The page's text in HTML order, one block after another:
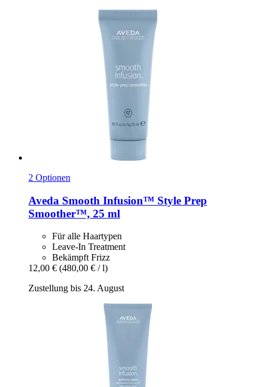
2 Optionen
Aveda Smooth Infusion™ Style Prep
Smoother™, 25 ml
Für alle Haartypen
Leave-In Treatment
Bekämpft Frizz
12,00 € (480,00 € / l)
Zustellung bis 24. August